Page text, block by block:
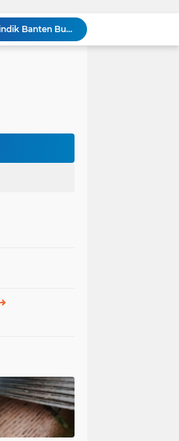
Ditemukan Adanya Dugaan 11 Ribu Siswa SMK Fiktif, “Dindik Banten Bungkam Seribu Bahasa”
Kejati Banten Bukan Gedung Pertemuan, “Hentikan Seremoni” Fokus Tuntaskan Korupsi!